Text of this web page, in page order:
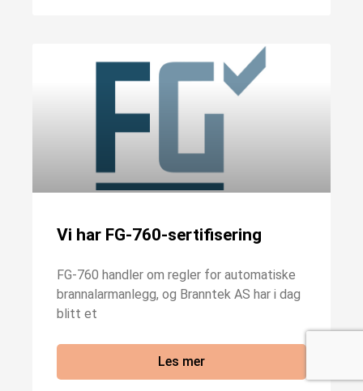
Vi har FG-760-sertifisering
FG-760 handler om regler for automatiske
brannalarmanlegg, og Branntek AS har i dag
blitt et
Les mer